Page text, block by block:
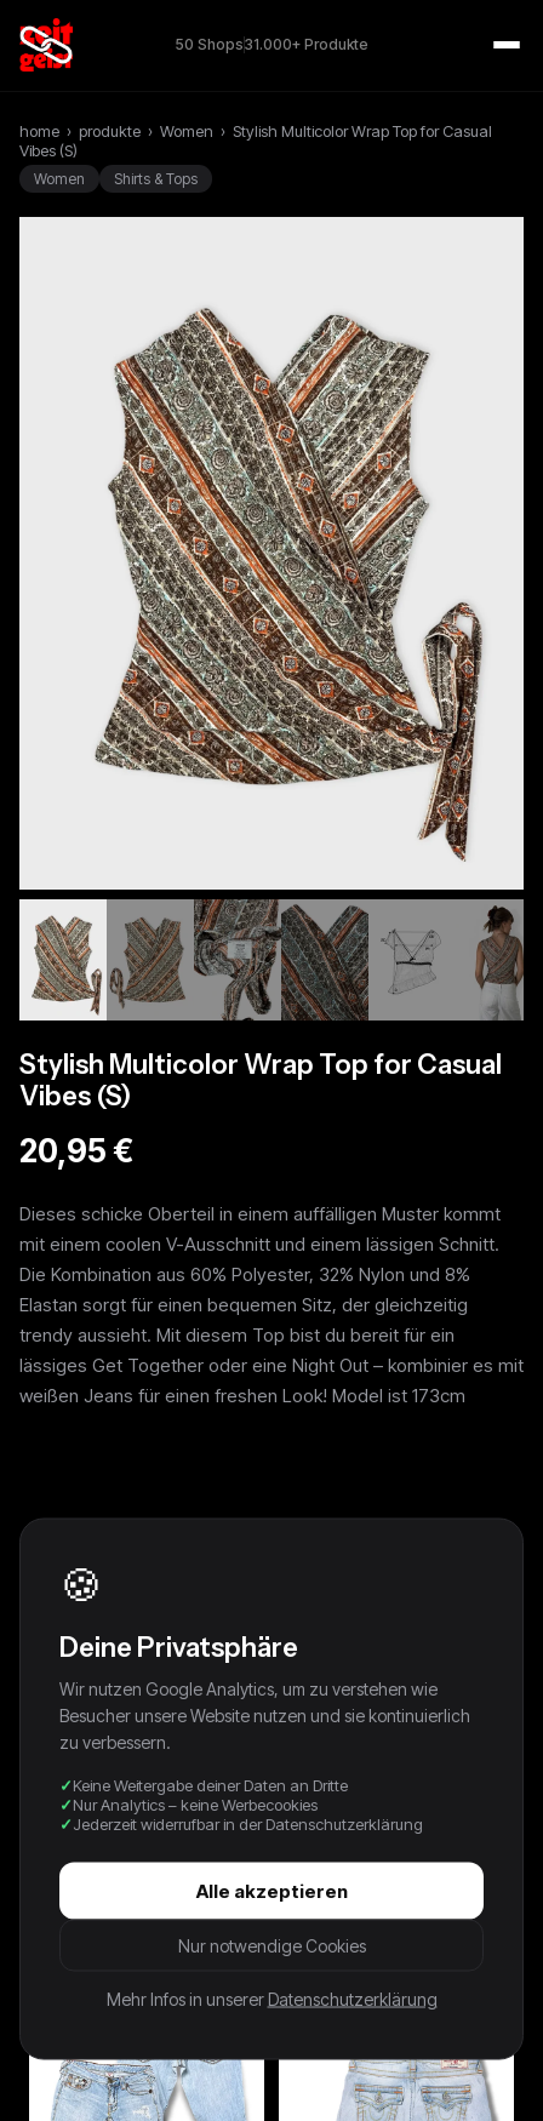
50 Shops31.000+ Produkte
home › produkte › Women › Stylish Multicolor Wrap Top for Casual
Vibes (S)
Women Shirts & Tops
Stylish Multicolor Wrap Top for Casual
Vibes (S)
20,95 €
Dieses schicke Oberteil in einem auffälligen Muster kommt
mit einem coolen V-Ausschnitt und einem lässigen Schnitt.
Die Kombination aus 60% Polyester, 32% Nylon und 8%
Elastan sorgt für einen bequemen Sitz, der gleichzeitig
trendy aussieht. Mit diesem Top bist du bereit für ein
lässiges Get Together oder eine Night Out – kombinier es mit
weißen Jeans für einen freshen Look! Model ist 173cm
90s Avanti By C&A Shirt
49,00 €
🍪
Deine Privatsphäre
Wir nutzen Google Analytics, um zu verstehen wie
Besucher unsere Website nutzen und sie kontinuierlich
zu verbessern.
Keine Weitergabe deiner Daten an Dritte
Nur Analytics – keine Werbecookies
Jederzeit widerrufbar in der Datenschutzerklärung
Alle akzeptieren
Nur notwendige Cookies
Mehr Infos in unserer Datenschutzerklärung